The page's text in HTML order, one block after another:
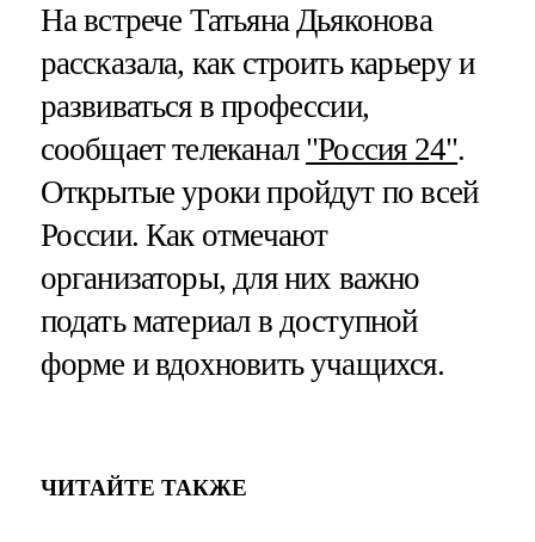
На встрече Татьяна Дьяконова
рассказала, как строить карьеру и
развиваться в профессии,
сообщает телеканал "Россия 24".
Открытые уроки пройдут по всей
России. Как отмечают
организаторы, для них важно
подать материал в доступной
форме и вдохновить учащихся.
ЧИТАЙТЕ ТАКЖЕ